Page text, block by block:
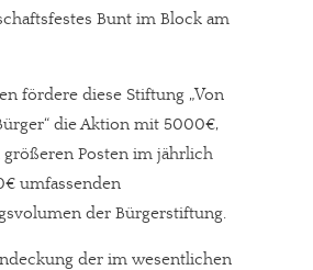
Bunt im Block am
fördere diese Stiftung „Von
die Aktion mit 5000€,
Posten im jährlich
umfassenden
der Bürgerstiftung.
der im wesentlichen